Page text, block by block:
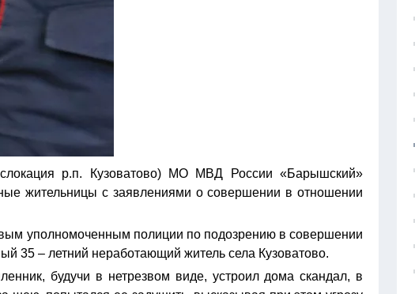
р.п. Кузоватово) МО МВД России «Барышский»
жительницы с заявлениями о совершении в отношении
уполномоченным полиции по подозрению в совершении
35 – летний неработающий житель села Кузоватово.
будучи в нетрезвом виде, устроил дома скандал, в